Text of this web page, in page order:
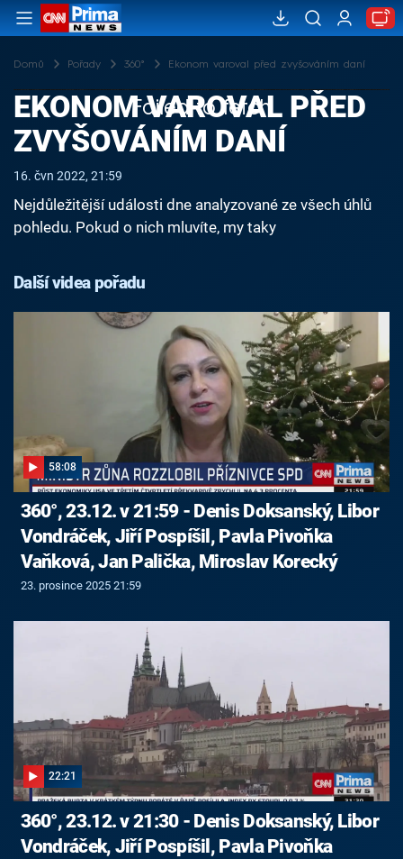
Domů Pořady 360° Ekonom varoval před zvyšováním daní
Failed to fetch
EKONOM VAROVAL PŘED
ZVYŠOVÁNÍM DANÍ
16. čvn 2022, 21:59
Nejdůležitější události dne analyzované ze všech úhlů
pohledu. Pokud o nich mluvíte, my taky
Další videa pořadu
58:08
360°, 23.12. v 21:59 - Denis Doksanský, Libor
Vondráček, Jiří Pospíšil, Pavla Pivoňka
Vaňková, Jan Palička, Miroslav Korecký
23. prosince 2025 21:59
22:21
360°, 23.12. v 21:30 - Denis Doksanský, Libor
Vondráček, Jiří Pospíšil, Pavla Pivoňka